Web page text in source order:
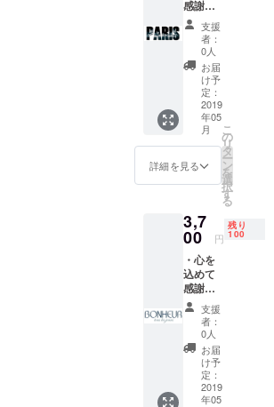
た。そこ
で、正しい
フランス語
を用いて、
ファッショ
ナブルなデ
ザインを造
りました。
これらの洋
服は初めて
ションで
す。デザイ
ンを考える
ことが好き
で、Ｔシャ
ツを製造
し、販売す
ることを望
Cavaparisを
感謝の
メッ
セージ
・Tシャ
ツParis
・Paris
マグ
ネット
Cavapa
risで
10％割
引で購
支援
者：
0人
お届
け予
定：
2019
年05
月
詳細を見る
こ
の
リ
タ
ー
ン
を
選
択
す
る
3,7
00 円
残り
100
・心を
込めて
感謝の
メッ
セージ
・Tシャ
ツ
Bonheu
r tous
jours ・
支援
者：
0人
お届
け予
定：
2019
年05